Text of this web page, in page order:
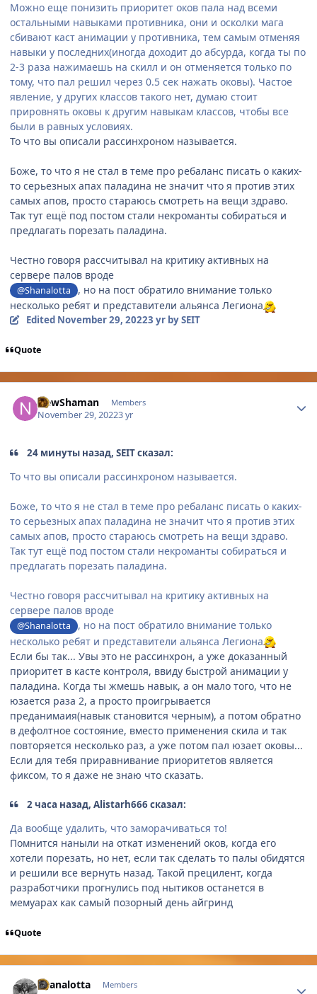
Можно еще понизить приоритет оков пала над всеми
остальными навыками противника, они и осколки мага
сбивают каст анимации у противника, тем самым отменяя
навыки у последних(иногда доходит до абсурда, когда ты по
2-3 раза нажимаешь на скилл и он отменяется только по
тому, что пал решил через 0.5 сек нажать оковы). Частое
явление, у других классов такого нет, думаю стоит
прировнять оковы к другим навыкам классов, чтобы все
были в равных условиях.
То что вы описали рассинхроном называется.
Боже, то что я не стал в теме про ребаланс писать о каких-
то серьезных апах паладина не значит что я против этих
самых апов, просто стараюсь смотреть на вещи здраво.
Так тут ещё под постом стали некроманты собираться и
предлагать порезать паладина.
Честно говоря рассчитывал на критику активных на
сервере палов вроде
@Shanalotta
, но на пост обратило внимание только
несколько ребят и представители альянса Легиона
Edited November 29, 20223 yrby SEIT
Quote
NewShaman Members
November 29, 20223 yr
24 минуты назад, SEIT сказал:
То что вы описали рассинхроном называется.
Боже, то что я не стал в теме про ребаланс писать о каких-
то серьезных апах паладина не значит что я против этих
самых апов, просто стараюсь смотреть на вещи здраво.
Так тут ещё под постом стали некроманты собираться и
предлагать порезать паладина.
Честно говоря рассчитывал на критику активных на
сервере палов вроде
@Shanalotta
, но на пост обратило внимание только
несколько ребят и представители альянса Легиона
Если бы так... Увы это не рассинхрон, а уже доказанный
приоритет в касте контроля, ввиду быстрой анимации у
паладина. Когда ты жмешь навык, а он мало того, что не
юзается раза 2, а просто проигрывается
преданимаия(навык становится черным), а потом обратно
в дефолтное состояние, вместо применения скила и так
повторяется несколько раз, а уже потом пал юзает оковы...
Если для тебя приравнивание приоритетов является
фиксом, то я даже не знаю что сказать.
2 часа назад, Alistarh666 сказал:
Да вообще удалить, что заморачиваться то!
Помнится наныли на откат изменений оков, когда его
хотели порезать, но нет, если так сделать то палы обидятся
и решили все вернуть назад. Такой прецилент, когда
разработчики прогнулись под нытиков останется в
мемуарах как самый позорный день айгринд
Quote
Shanalotta Members